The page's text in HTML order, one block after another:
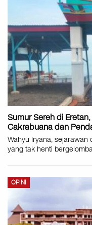
Sumur Sereh di
Cakrabuana dan
Wahyu Iryana,
yang tak henti
OPINI